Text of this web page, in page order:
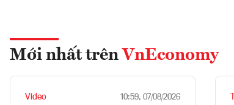
Mới nhất trên VnEconomy
Video 10:59, 07/08/2026